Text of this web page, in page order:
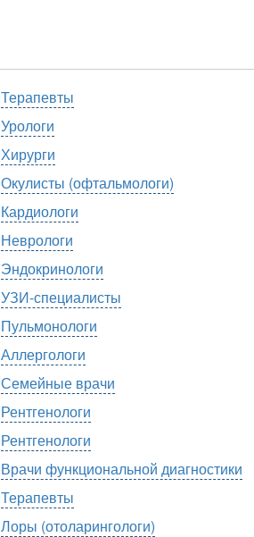
Терапевты
Урологи
Хирурги
Окулисты (офтальмологи)
Кардиологи
Неврологи
Эндокринологи
УЗИ-специалисты
Пульмонологи
Аллергологи
Семейные врачи
Рентгенологи
Рентгенологи
Врачи функциональной диагностики
Терапевты
Лоры (отоларингологи)